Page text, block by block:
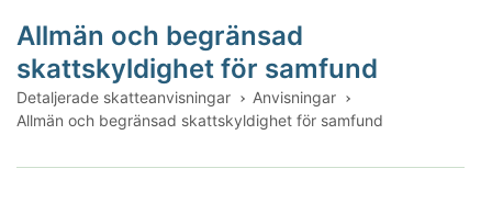
Allmän och begränsad
skattskyldighet för samfund
Detaljerade skatteanvisningar
Anvisningar
Allmän och begränsad skattskyldighet för samfund